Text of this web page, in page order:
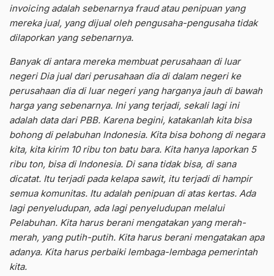
invoicing adalah sebenarnya fraud atau penipuan yang
mereka jual, yang dijual oleh pengusaha-pengusaha tidak
dilaporkan yang sebenarnya.
Banyak di antara mereka membuat perusahaan di luar
negeri Dia jual dari perusahaan dia di dalam negeri ke
perusahaan dia di luar negeri yang harganya jauh di bawah
harga yang sebenarnya. Ini yang terjadi, sekali lagi ini
adalah data dari PBB. Karena begini, katakanlah kita bisa
bohong di pelabuhan Indonesia. Kita bisa bohong di negara
kita, kita kirim 10 ribu ton batu bara. Kita hanya laporkan 5
ribu ton, bisa di Indonesia. Di sana tidak bisa, di sana
dicatat. Itu terjadi pada kelapa sawit, itu terjadi di hampir
semua komunitas. Itu adalah penipuan di atas kertas. Ada
lagi penyeludupan, ada lagi penyeludupan melalui
Pelabuhan. Kita harus berani mengatakan yang merah-
merah, yang putih-putih. Kita harus berani mengatakan apa
adanya. Kita harus perbaiki lembaga-lembaga pemerintah
kita.